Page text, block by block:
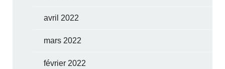
avril 2022
mars 2022
février 2022